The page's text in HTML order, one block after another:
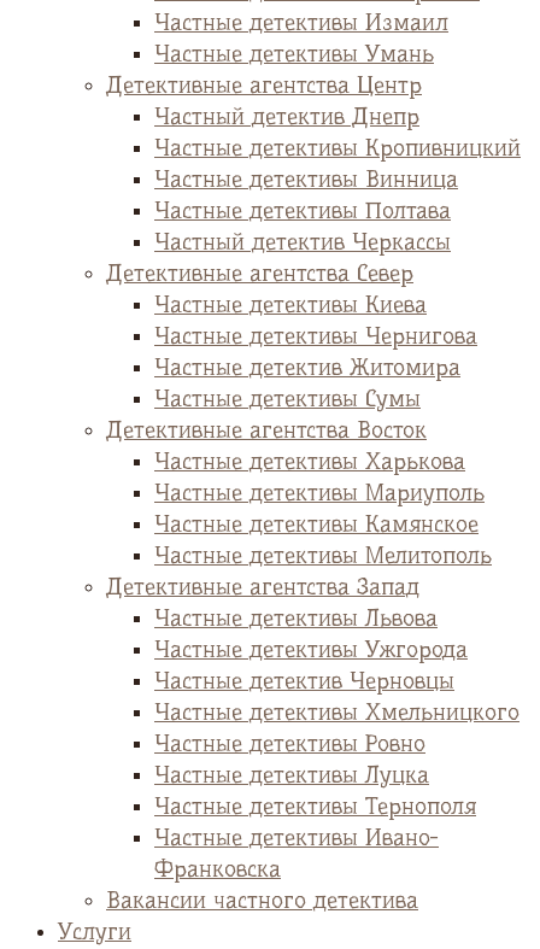
Частные детективы Измаил
Частные детективы Умань
Детективные агентства Центр
Частный детектив Днепр
Частные детективы Кропивницкий
Частные детективы Винница
Частные детективы Полтава
Частный детектив Черкассы
Детективные агентства Север
Частные детективы Киева
Частные детективы Чернигова
Частные детектив Житомира
Частные детективы Сумы
Детективные агентства Восток
Частные детективы Харькова
Частные детективы Мариуполь
Частные детективы Камянское
Частные детективы Мелитополь
Детективные агентства Запад
Частные детективы Львова
Частные детективы Ужгорода
Частные детектив Черновцы
Частные детективы Хмельницкого
Частные детективы Ровно
Частные детективы Луцка
Частные детективы Тернополя
Частные детективы Ивано-
Франковска
Вакансии частного детектива
Услуги